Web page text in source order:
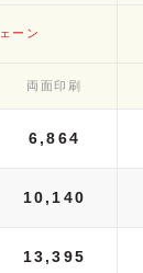
ーン
両面印刷
6,864
10,140
13,395